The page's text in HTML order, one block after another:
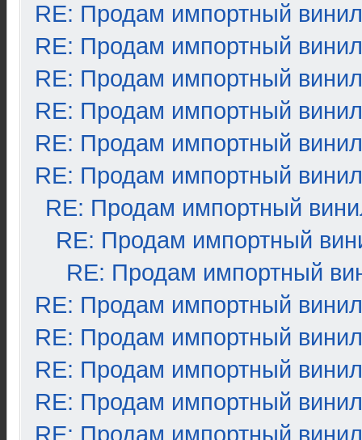
RE: Продам импортный винил
RE: Продам импортный винил
RE: Продам импортный винил
RE: Продам импортный винил
RE: Продам импортный винил
RE: Продам импортный винил
RE: Продам импортный
RE: Продам импортный
RE: Продам импортный
RE: Продам импортный винил
RE: Продам импортный винил
RE: Продам импортный винил
RE: Продам импортный винил
RE: Продам импортный винил